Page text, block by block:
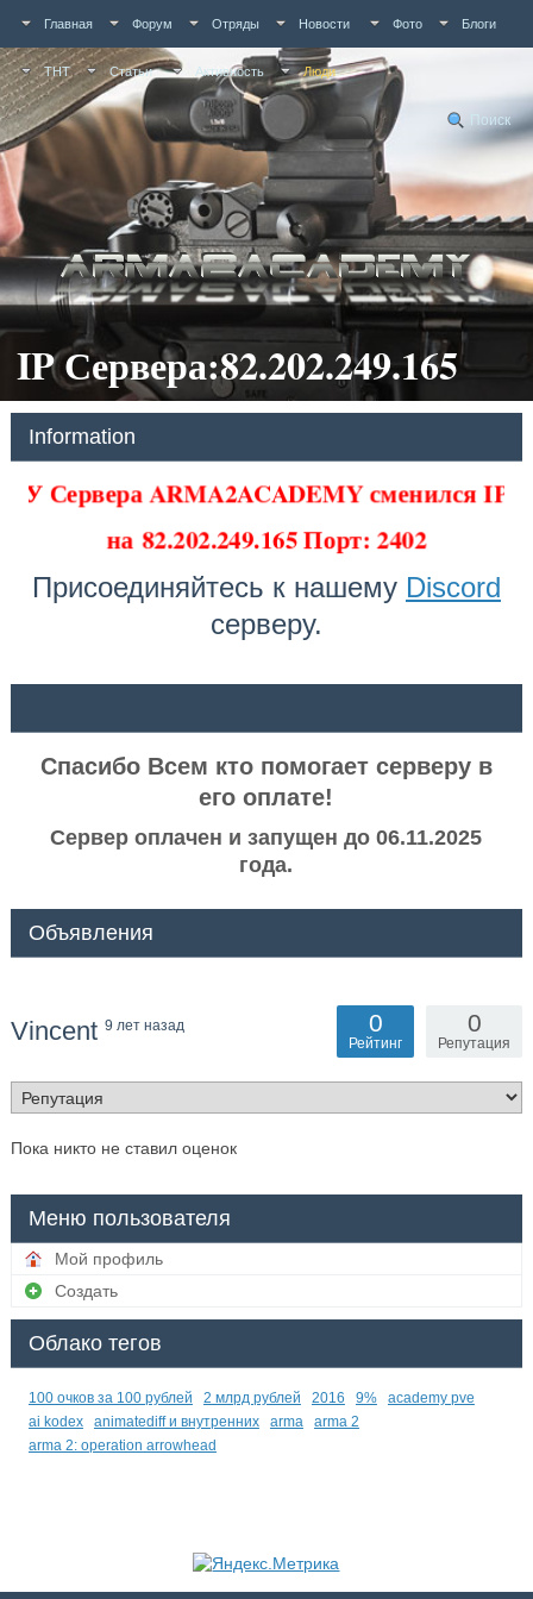
Главная Форум Отряды Новости Фото Блоги
ТНТ Статьи Активность Люди
Поиск
IP Сервера:82.202.249.165
Information
У Сервера ARMA2ACADEMY сменился IP
на 82.202.249.165 Порт: 2402
Присоединяйтесь к нашему Discord
серверу.
Спасибо Всем кто помогает серверу в
его оплате!
Сервер оплачен и запущен до 06.11.2025
года.
Объявления
Vincent 9 лет назад 0
Репутация
0
Рейтинг
Пока никто не ставил оценок
Меню пользователя
Мой профиль
Создать
Облако тегов
100 очков за 100 рублей 2 млрд рублей 2016 9%
academy pve
ai kodex
animatediff и внутренних arma
arma 2
arma 2: operation arrowhead